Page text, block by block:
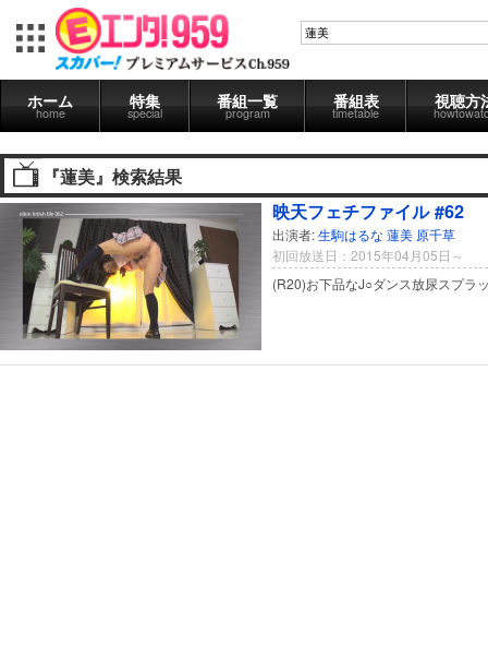
ホーム
home
特集
special
番組一覧
program
番組表
timetable
視聴方
『蓮美』検索結果
映天フェチファイル #62
出演者:生駒はるな 蓮美 原千草
初回放送日：2015年04月05日～
(R20)お下品なJ○ダンス放尿スプラ